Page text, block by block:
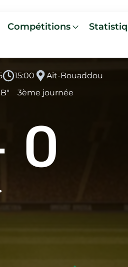
Compétitions
15:00
Ait-Bouaddou
3ème journée
0